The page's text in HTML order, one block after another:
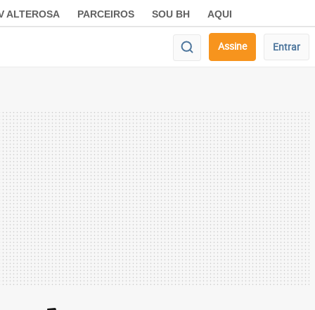
ALTEROSA PARCEIROS SOU BH AQUI
Assine Entrar